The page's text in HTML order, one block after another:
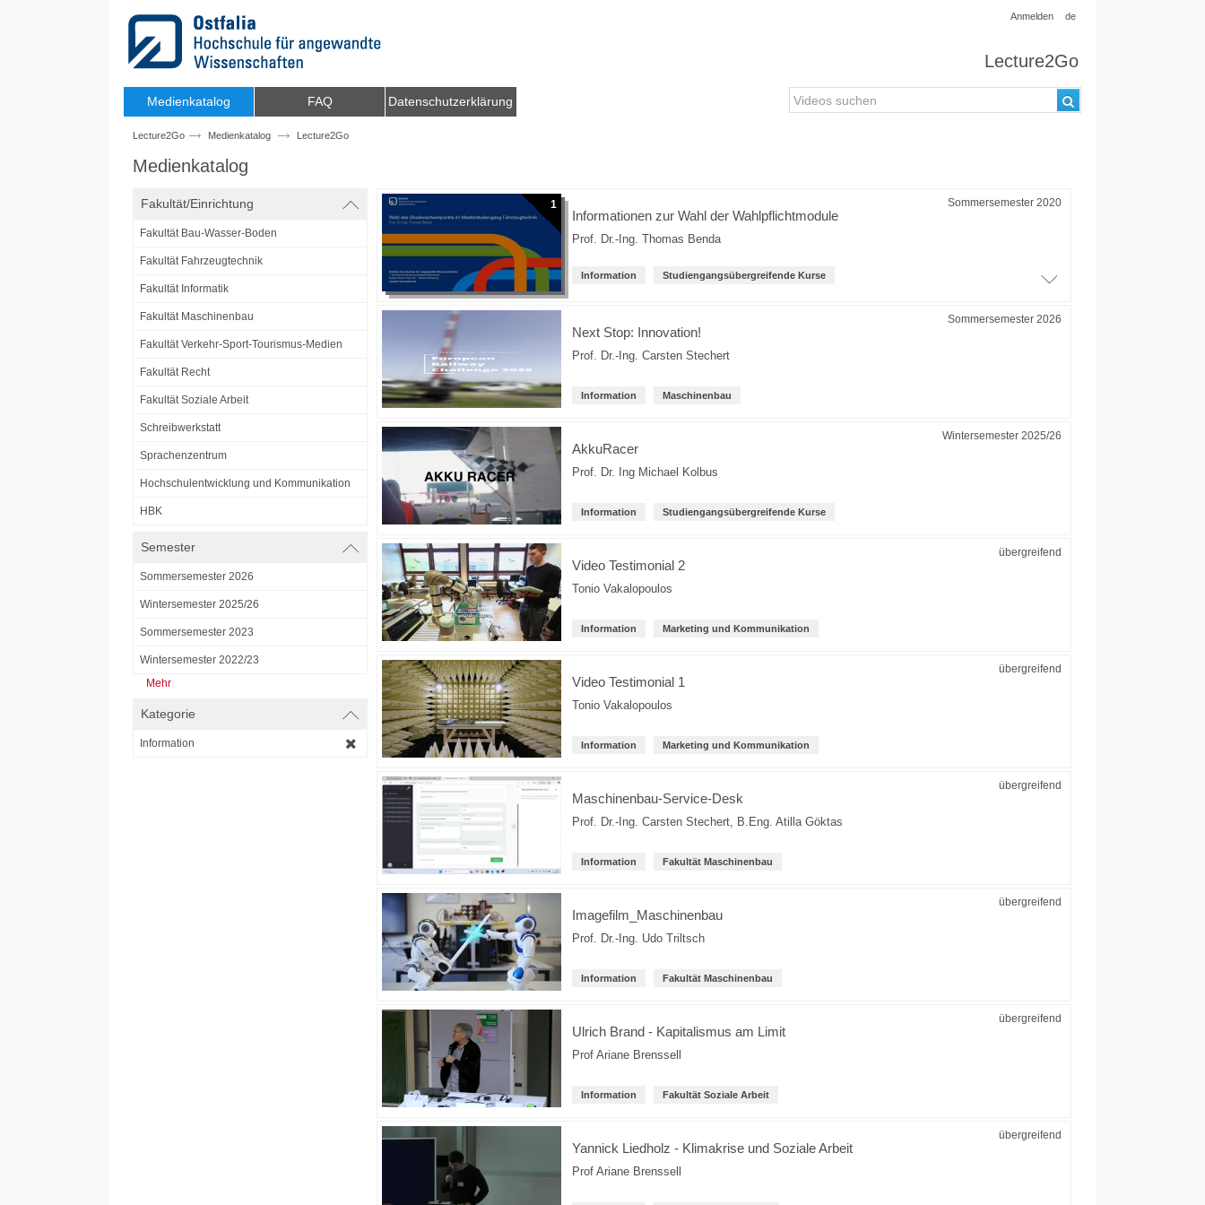
Anmelden de
Lecture2Go
Medienkatalog FAQ Datenschutzerklärung
Lecture2Go Medienkatalog Lecture2Go
Medienkatalog
Fakultät/Einrichtung
Fakultät Bau-Wasser-Boden
Fakultät Fahrzeugtechnik
Fakultät Informatik
Fakultät Maschinenbau
Fakultät Verkehr-Sport-Tourismus-Medien
Fakultät Recht
Fakultät Soziale Arbeit
Schreibwerkstatt
Sprachenzentrum
Hochschulentwicklung und Kommunikation
HBK
Semester
Sommersemester 2026
Wintersemester 2025/26
Sommersemester 2023
Wintersemester 2022/23
Mehr
Kategorie
Information
1 Sommersemester 2020
Informationen zur Wahl der Wahlpflichtmodule
Prof. Dr.-Ing. Thomas Benda
Information Studiengangsübergreifende Kurse
Sommersemester 2026
Next Stop: Innovation!
Prof. Dr.-Ing. Carsten Stechert
Information Maschinenbau
Wintersemester 2025/26
AkkuRacer
Prof. Dr. Ing Michael Kolbus
Information Studiengangsübergreifende Kurse
übergreifend
Video Testimonial 2
Tonio Vakalopoulos
Information Marketing und Kommunikation
übergreifend
Video Testimonial 1
Tonio Vakalopoulos
Information Marketing und Kommunikation
übergreifend
Maschinenbau-Service-Desk
Prof. Dr.-Ing. Carsten Stechert, B.Eng. Atilla Göktas
Information Fakultät Maschinenbau
übergreifend
Imagefilm_Maschinenbau
Prof. Dr.-Ing. Udo Triltsch
Information Fakultät Maschinenbau
übergreifend
Ulrich Brand - Kapitalismus am Limit
Prof Ariane Brenssell
Information Fakultät Soziale Arbeit
übergreifend
Yannick Liedholz - Klimakrise und Soziale Arbeit
Prof Ariane Brenssell